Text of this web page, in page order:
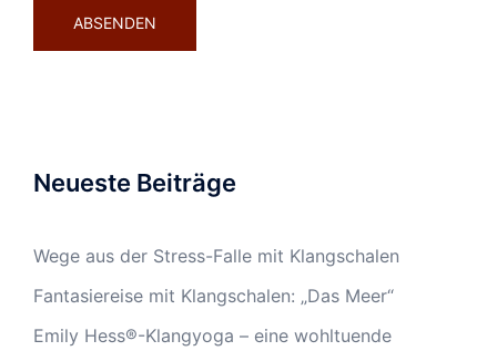
Neueste Beiträge
Wege aus der Stress-Falle mit Klangschalen
Fantasiereise mit Klangschalen: „Das Meer“
Emily Hess®-Klangyoga – eine wohltuende